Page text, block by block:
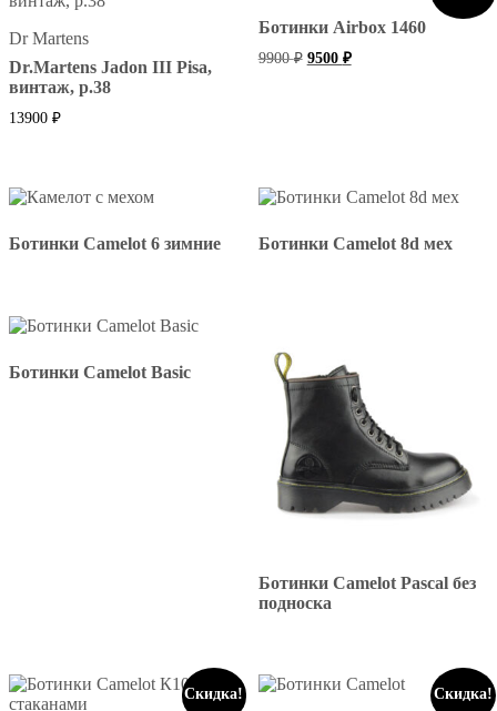
Dr Martens
Dr.Martens Jadon III Pisa,
винтаж, р.38
13900 ₽
Ботинки Airbox 1460
9900₽ Первоначальная
цена
9500 ₽Текущая
цена:
Ботинки Camelot 6 зимние Ботинки Camelot 8d мех
Ботинки Camelot Basic
Ботинки Camelot Pascal без
подноска
Скидка! Скидка!